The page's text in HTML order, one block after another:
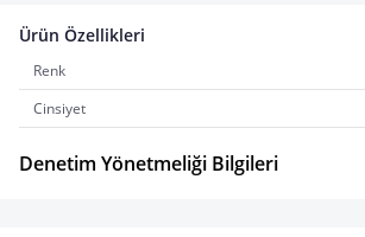
Ürün Özellikleri
Renk
Cinsiyet
Denetim Yönetmeliği Bilgileri